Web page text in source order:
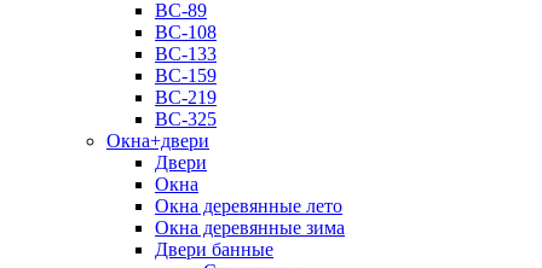
ВС-89
ВС-108
ВС-133
ВС-159
ВС-219
ВС-325
Окна+двери
Двери
Окна
Окна деревянные лето
Окна деревянные зима
Двери банные